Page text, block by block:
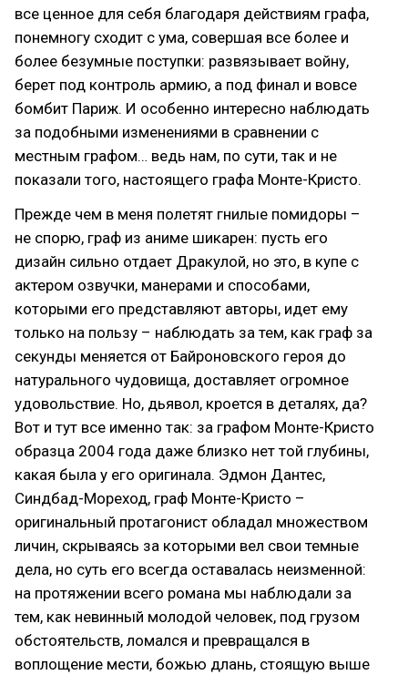
все ценное для себя благодаря действиям графа,
понемногу сходит с ума, совершая все более и
более безумные поступки: развязывает войну,
берет под контроль армию, а под финал и вовсе
бомбит Париж. И особенно интересно наблюдать
за подобными изменениями в сравнении с
местным графом… ведь нам, по сути, так и не
показали того, настоящего графа Монте-Кристо.
Прежде чем в меня полетят гнилые помидоры –
не спорю, граф из аниме шикарен: пусть его
дизайн сильно отдает Дракулой, но это, в купе с
актером озвучки, манерами и способами,
которыми его представляют авторы, идет ему
только на пользу – наблюдать за тем, как граф за
секунды меняется от Байроновского героя до
натурального чудовища, доставляет огромное
удовольствие. Но, дьявол, кроется в деталях, да?
Вот и тут все именно так: за графом Монте-Кристо
образца 2004 года даже близко нет той глубины,
какая была у его оригинала. Эдмон Дантес,
Синдбад-Мореход, граф Монте-Кристо –
оригинальный протагонист обладал множеством
личин, скрываясь за которыми вел свои темные
дела, но суть его всегда оставалась неизменной:
на протяжении всего романа мы наблюдали за
тем, как невинный молодой человек, под грузом
обстоятельств, ломался и превращался в
воплощение мести, божью длань, стоящую выше